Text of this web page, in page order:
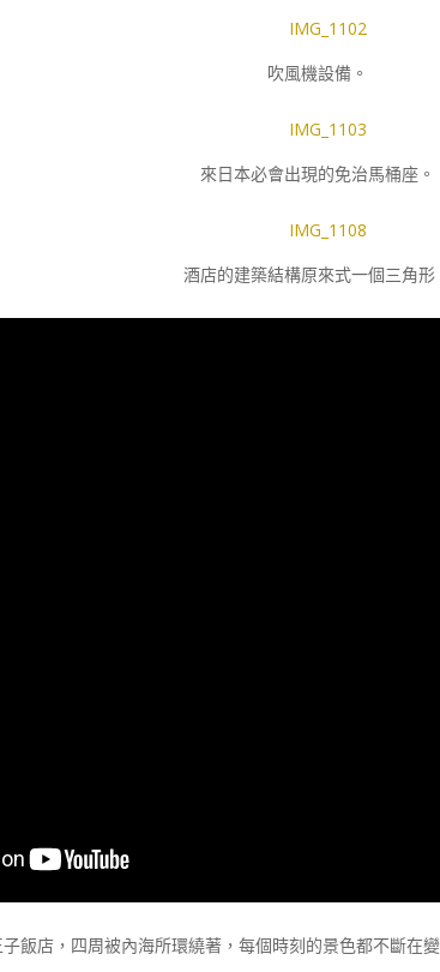
吹風機設備。
來日本必會出現的免治馬桶座。
酒店的建築結構原來式一個三角形
飯店，四周被內海所環繞著，每個時刻的景色都不斷在